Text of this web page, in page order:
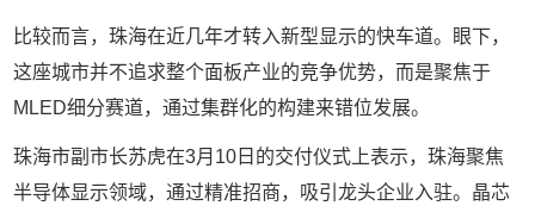
比较而言，珠海在近几年才转入新型显示的快车道。眼下，
这座城市并不追求整个面板产业的竞争优势，而是聚焦于
MLED细分赛道，通过集群化的构建来错位发展。
珠海市副市长苏虎在3月 10 日的交付仪式上表示，珠海聚焦
半导体显示领域，通过精准招商，吸引龙头企业入驻。晶芯